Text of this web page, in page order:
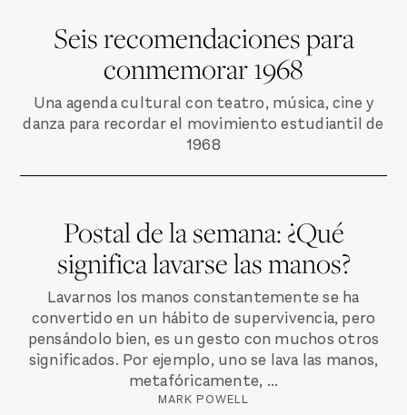
Seis recomendaciones para
conmemorar 1968
Una agenda cultural con teatro, música, cine y
danza para recordar el movimiento estudiantil de
1968
Postal de la semana: ¿Qué
significa lavarse las manos?
Lavarnos los manos constantemente se ha
convertido en un hábito de supervivencia, pero
pensándolo bien, es un gesto con muchos otros
significados. Por ejemplo, uno se lava las manos,
metafóricamente, ...
MARK POWELL